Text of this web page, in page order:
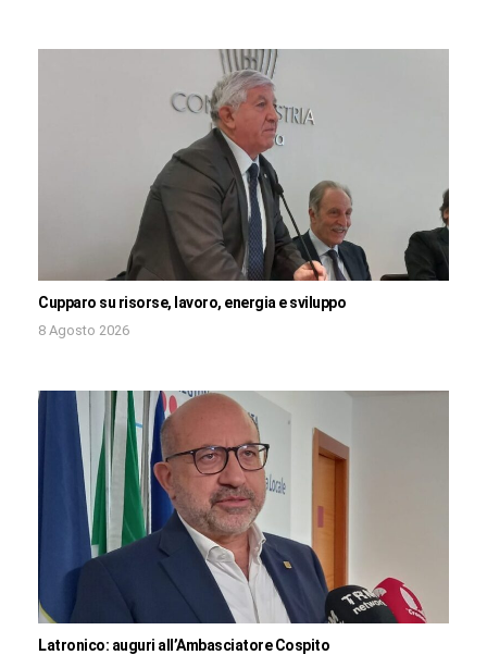
Cupparo su risorse, lavoro, energia e sviluppo
8 Agosto 2026
Latronico: auguri all’Ambasciatore Cospito